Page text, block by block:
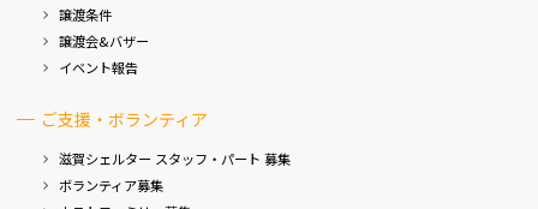
譲渡条件
譲渡会&バザー
イベント報告
ご支援・ボランティア
滋賀シェルター スタッフ・パート 募集
ボランティア募集